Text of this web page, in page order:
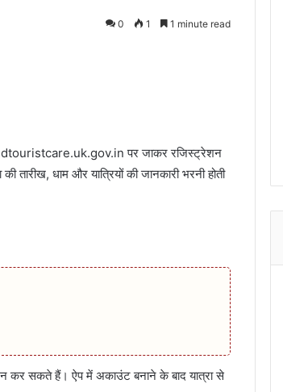
0 1 1 minute read
पर जाकर रजिस्ट्रेशन
धाम और यात्रियों की जानकारी भरनी होती
कर सकते हैं। ऐप में अकाउंट बनाने के बाद यात्रा से